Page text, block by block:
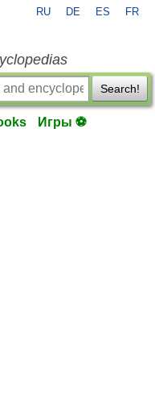
RU DE ES FR
Search!
Игры ⚽